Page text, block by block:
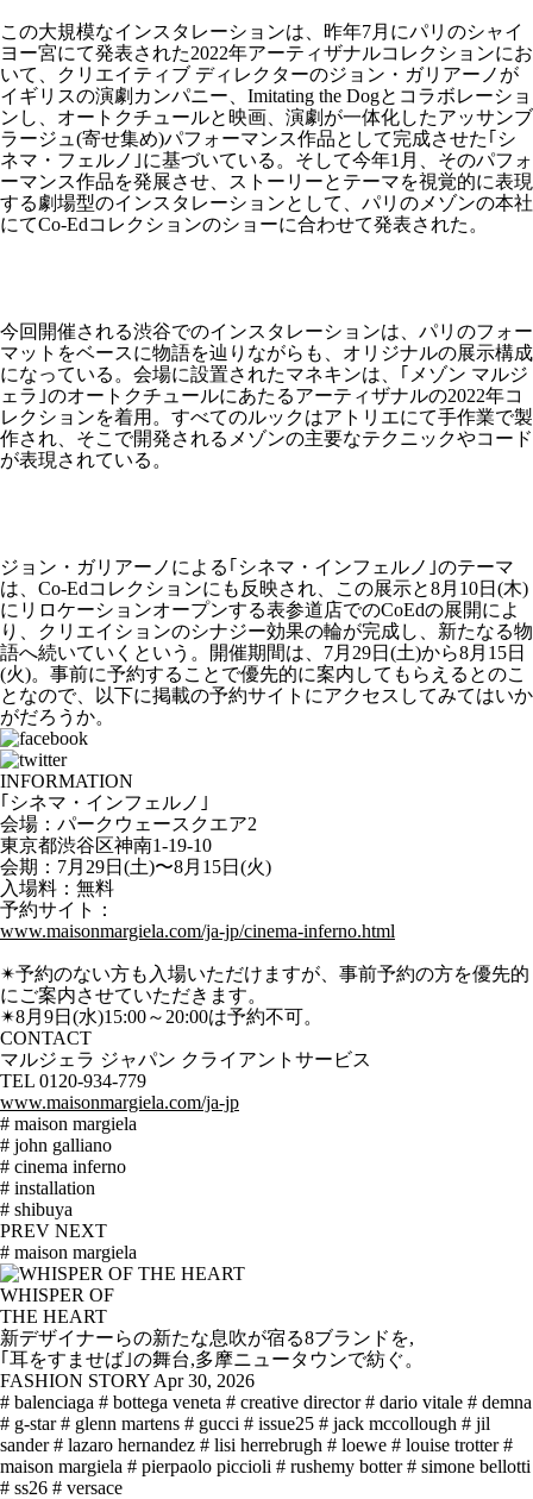
この大規模なインスタレーションは、昨年7月にパリのシャイ
ヨー宮にて発表された2022年アーティザナルコレクションにお
いて、クリエイティブ ディレクターのジョン・ガリアーノが
イギリスの演劇カンパニー、Imitating the Dogとコラボレーショ
ンし、オートクチュールと映画、演劇が一体化したアッサンブ
ラージュ(寄せ集め)パフォーマンス作品として完成させた｢シ
ネマ・フェルノ｣に基づいている。そして今年1月、そのパフォ
ーマンス作品を発展させ、ストーリーとテーマを視覚的に表現
する劇場型のインスタレーションとして、パリのメゾンの本社
にてCo-Edコレクションのショーに合わせて発表された。
今回開催される渋谷でのインスタレーションは、パリのフォー
マットをベースに物語を辿りながらも、オリジナルの展示構成
になっている。会場に設置されたマネキンは、｢メゾン マルジ
ェラ｣のオートクチュールにあたるアーティザナルの2022年コ
レクションを着用。すべてのルックはアトリエにて手作業で製
作され、そこで開発されるメゾンの主要なテクニックやコード
が表現されている。
ジョン・ガリアーノによる｢シネマ・インフェルノ｣のテーマ
は、Co-Edコレクションにも反映され、この展示と8月10日(木)
にリロケーションオープンする表参道店でのCoEdの展開によ
り、クリエイションのシナジー効果の輪が完成し、新たなる物
語へ続いていくという。開催期間は、7月29日(土)から8月15日
(火)。事前に予約することで優先的に案内してもらえるとのこ
となので、以下に掲載の予約サイトにアクセスしてみてはいか
がだろうか。
INFORMATION
｢シネマ・インフェルノ｣
会場：パークウェースクエア2
東京都渋谷区神南1-19-10
会期：7月29日(土)〜8月15日(火)
入場料：無料
予約サイト：
www.maisonmargiela.com/ja-jp/cinema-inferno.html
✴︎予約のない方も入場いただけますが、事前予約の方を優先的
にご案内させていただきます。
✴︎8月9日(水)15:00～20:00は予約不可。
CONTACT
マルジェラ ジャパン クライアントサービス
TEL 0120-934-779
www.maisonmargiela.com/ja-jp
# maison margiela
# john galliano
# cinema inferno
# installation
# shibuya
PREV NEXT
# maison margiela
WHISPER OF
THE HEART
新デザイナーらの新たな息吹が宿る8ブランドを,
｢耳をすませば｣の舞台,多摩ニュータウンで紡ぐ。
FASHION STORY Apr 30, 2026
# balenciaga # bottega veneta # creative director # dario vitale # demna
# g-star # glenn martens # gucci # issue25 # jack mccollough # jil
sander # lazaro hernandez # lisi herrebrugh # loewe # louise trotter #
maison margiela # pierpaolo piccioli # rushemy botter # simone bellotti
# ss26 # versace